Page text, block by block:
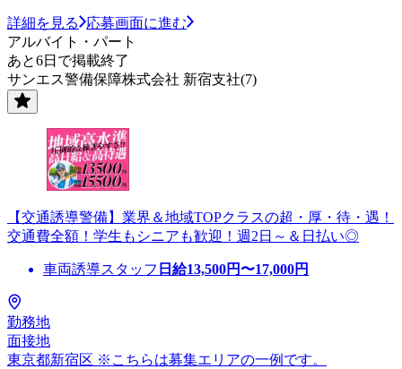
詳細を見る
応募画面に進む
アルバイト・パート
あと6日で掲載終了
サンエス警備保障株式会社 新宿支社(7)
【交通誘導警備】業界＆地域TOPクラスの超・厚・待・遇！
交通費全額！学生もシニアも歓迎！週2日～＆日払い◎
車両誘導スタッフ 日給13,500円〜17,000円
勤務地
面接地
東京都新宿区 ※こちらは募集エリアの一例です。